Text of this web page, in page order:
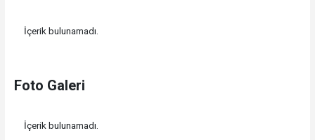
İçerik bulunamadı.
Foto Galeri
İçerik bulunamadı.